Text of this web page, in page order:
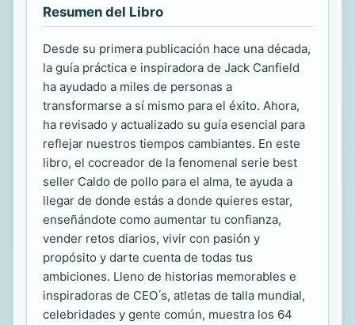
Resumen del Libro
Desde su primera publicación hace una década,
la guía práctica e inspiradora de Jack Canfield
ha ayudado a miles de personas a
transformarse a sí mismo para el éxito. Ahora,
ha revisado y actualizado su guía esencial para
reflejar nuestros tiempos cambiantes. En este
libro, el cocreador de la fenomenal serie best
seller Caldo de pollo para el alma, te ayuda a
llegar de donde estás a donde quieres estar,
enseñándote como aumentar tu confianza,
vender retos diarios, vivir con pasión y
propósito y darte cuenta de todas tus
ambiciones. Lleno de historias memorables e
inspiradoras de CEO ́s, atletas de talla mundial,
celebridades y gente común, muestra los 64